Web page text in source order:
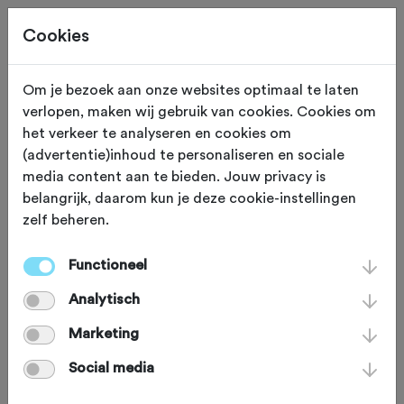
LISSE Zuid Holland
Toervereniging De
Bollenstreek
Cookies
Om je bezoek aan onze websites optimaal te laten
verlopen, maken wij gebruik van cookies. Cookies om
het verkeer te analyseren en cookies om
(advertentie)inhoud te personaliseren en sociale
media content aan te bieden. Jouw privacy is
belangrijk, daarom kun je deze cookie-instellingen
zelf beheren.
Functioneel
Analytisch
Marketing
Social media